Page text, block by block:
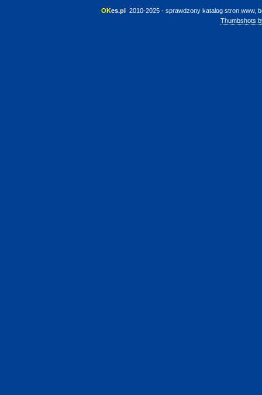
OKes.pl 2010-2025 - sprawdzony katalog stron www,
Thumbshots